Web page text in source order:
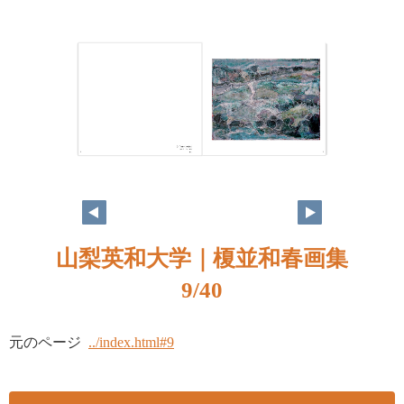
山梨英和大学｜榎並和春画集
9/40
元のページ ../index.html#9